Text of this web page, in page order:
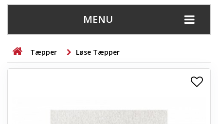
MENU
+
STUE
+
Tæpper Løse Tæpper